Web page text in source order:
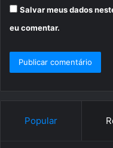
Salvar meus dados
eu comentar.
Popular